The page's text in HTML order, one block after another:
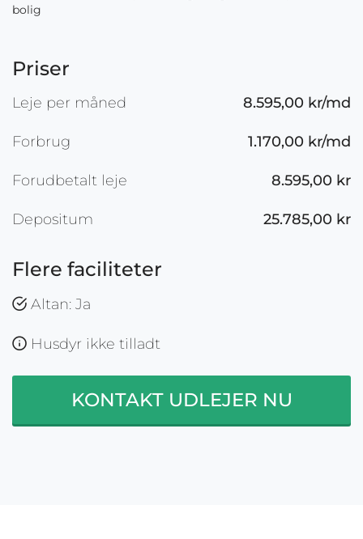
bolig
Priser
Leje per måned 8.595,00 kr/md
Forbrug 1.170,00 kr/md
Forudbetalt leje 8.595,00 kr
Depositum 25.785,00 kr
Flere faciliteter
Altan: Ja
Husdyr ikke tilladt
KONTAKT UDLEJER NU